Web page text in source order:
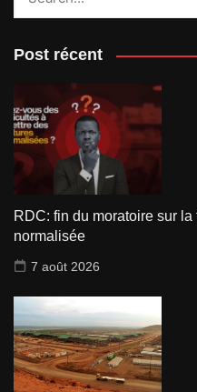
Post récent
RDC: fin du moratoire sur la
normalisée
7 août 2026